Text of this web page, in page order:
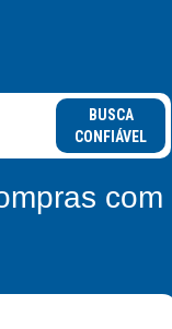
BUSCA
CONFIÁVEL
com